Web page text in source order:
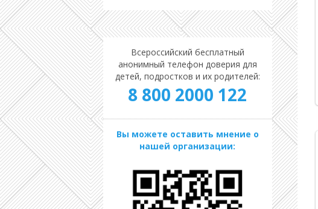
Всероссийский бесплатный
анонимный телефон доверия для
детей, подростков и их родителей:
8 800 2000 122
Вы можете оставить мнение о
нашей организации: